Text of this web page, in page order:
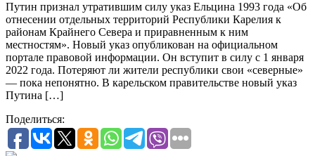
Путин признал утратившим силу указ Ельцина 1993 года «Об
отнесении отдельных территорий Республики Карелия к
районам Крайнего Севера и приравненным к ним
местностям». Новый указ опубликован на официальном
портале правовой информации. Он вступит в силу с 1 января
2022 года. Потеряют ли жители республики свои «северные»
— пока непонятно. В карельском правительстве новый указ
Путина […]
Поделиться: